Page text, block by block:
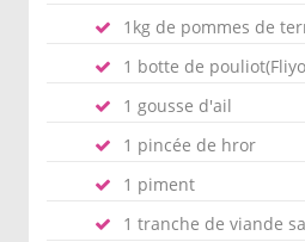
1kg de pommes de
1 botte de
1 gousse d'ail
1 pincée de hror
1 piment
1 tranche de viande